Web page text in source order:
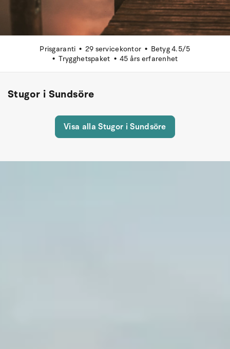
Prisgaranti 29 servicekontor
Betyg 4.5/5
Trygghetspaket
45 års erfarenhet
Stugor i Sundsöre
Visa alla Stugor i Sundsöre